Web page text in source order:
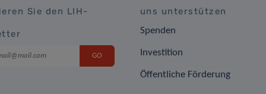
Sie den LIH- uns unterstützen
Spenden
Investition
Öffentliche Förderung